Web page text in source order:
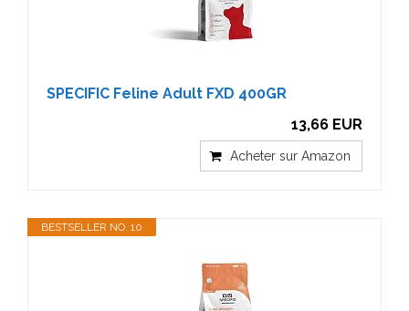
SPECIFIC Feline Adult FXD 400GR
13,66 EUR
Acheter sur Amazon
BESTSELLER NO. 10